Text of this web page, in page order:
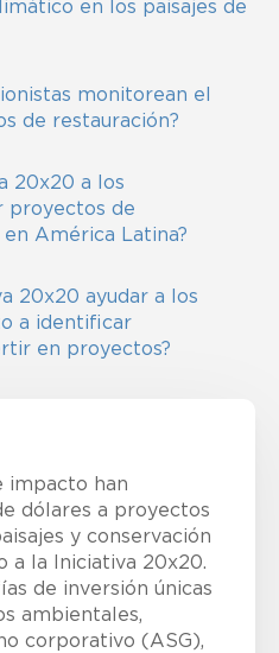
en los paisajes de
monitorean el
de restauración?
20x20 a los
proyectos de
América Latina?
20x20 ayudar a los
a identificar
en proyectos?
impacto han
dólares a proyectos
y conservación
a la Iniciativa 20x20.
de inversión únicas
ambientales,
corporativo (ASG),